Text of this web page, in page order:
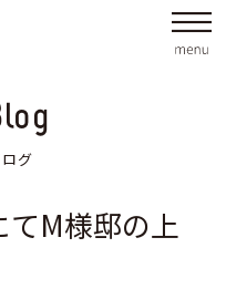
グ
M様邸の上